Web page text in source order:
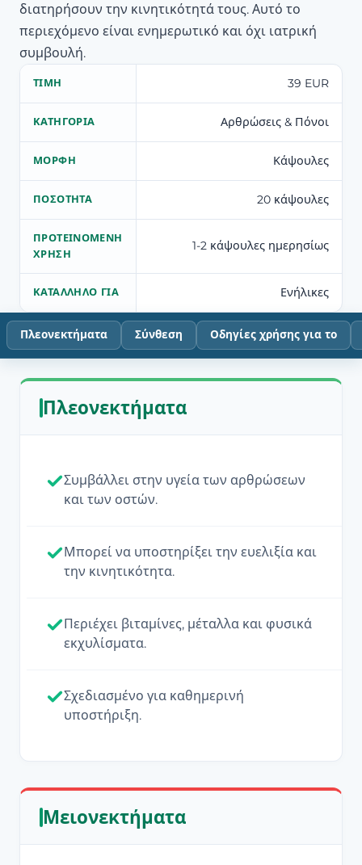
διατηρήσουν την κινητικότητά τους. Αυτό το
περιεχόμενο είναι ενημερωτικό και όχι ιατρική
συμβουλή.
ΤΙΜΉ 39 EUR
ΚΑΤΗΓΟΡΊΑ Αρθρώσεις & Πόνοι
ΜΟΡΦΉ Κάψουλες
ΠΟΣΌΤΗΤΑ 20 κάψουλες
ΠΡΟΤΕΙΝΌΜΕΝΗ
ΧΡΉΣΗ
1-2 κάψουλες ημερησίως
ΚΑΤΆΛΛΗΛΟ ΓΙΑ Ενήλικες
Πλεονεκτήματα Σύνθεση Οδηγίες χρήσης για το
Πλεονεκτήματα
Συμβάλλει στην υγεία των αρθρώσεων
και των οστών.
Μπορεί να υποστηρίξει την ευελιξία και
την κινητικότητα.
Περιέχει βιταμίνες, μέταλλα και φυσικά
εκχυλίσματα.
Σχεδιασμένο για καθημερινή
υποστήριξη.
Μειονεκτήματα